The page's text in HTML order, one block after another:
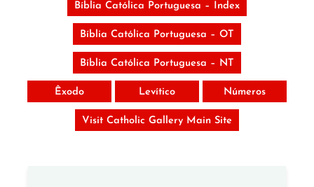
Bíblia Católica Portuguesa – Index
Bíblia Católica Portuguesa – OT
Bíblia Católica Portuguesa – NT
Êxodo Levítico Números
Visit Catholic Gallery Main Site